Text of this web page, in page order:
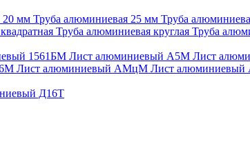
20 мм Труба алюминиевая 25 мм Труба
Труба алюминиевая круглая Труба
1561БМ Лист алюминиевый А5М Лист
Лист алюминиевый АМцМ Лист
Д16Т